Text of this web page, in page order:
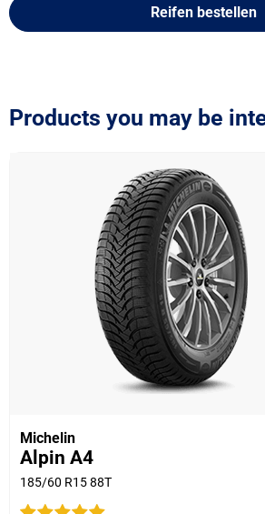
Reifen bestellen
Products you may be
Michelin
Alpin A4
185/60 R15 88T